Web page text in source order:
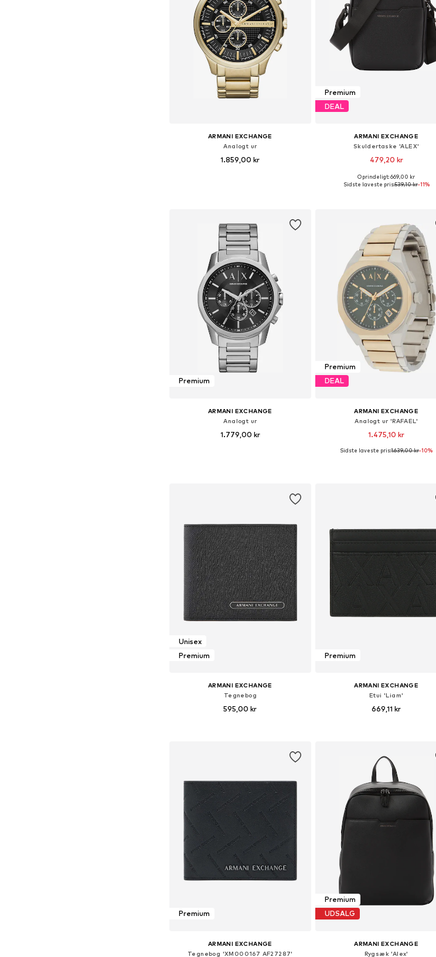
ARMANI EXCHANGE
Analogt ur
1.859,00 kr
Premium
DEAL
ARMANI EXCHANGE
Skuldertaske 'ALEX'
479,20 kr
Tilgængelige størrelser: One Size
Oprindeligt: 669,00 kr
Sidste laveste pris:539,10 kr-11%
Premium
ARMANI EXCHANGE
Analogt ur
1.779,00 kr
Premium
DEAL
ARMANI EXCHANGE
Analogt ur 'RAFAEL'
1.475,10 kr
Tilgængelige størrelser: One Size
Sidste laveste pris:1.639,00 kr-10%
Unisex
Premium
ARMANI EXCHANGE
Tegnebog
595,00 kr
Premium
ARMANI EXCHANGE
Etui 'Liam'
669,11 kr
Premium
ARMANI EXCHANGE
Tegnebog 'XM000167 AF27287'
Premium
UDSALG
ARMANI EXCHANGE
Rygsæk 'Alex'